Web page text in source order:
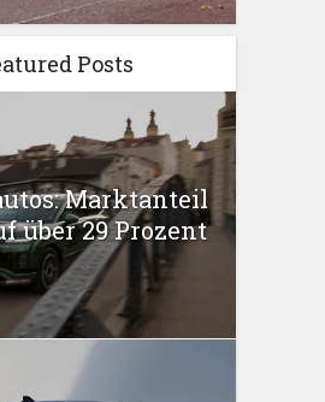
Posts
Marktanteil
über 29 Prozent